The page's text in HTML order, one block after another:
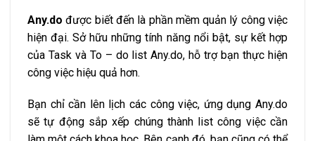
Any.do được biết đến là phần mềm quản lý công việc
hiện đại. Sở hữu những tính năng nổi bật, sự kết hợp
của Task và To – do list Any.do, hỗ trợ bạn thực hiện
công việc hiệu quả hơn.
Bạn chỉ cần lên lịch các công việc, ứng dụng Any.do
sẽ tự động sắp xếp chúng thành list công việc cần